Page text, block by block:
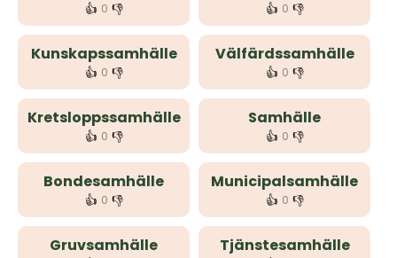
👍 0 👎 👍 0 👎
Kunskapssamhälle
👍 0 👎
Välfärdssamhälle
👍 0 👎
Kretsloppssamhälle
👍 0 👎
Samhälle
👍 0 👎
Bondesamhälle
👍 0 👎
Municipalsamhälle
👍 0 👎
Gruvsamhälle Tjänstesamhälle